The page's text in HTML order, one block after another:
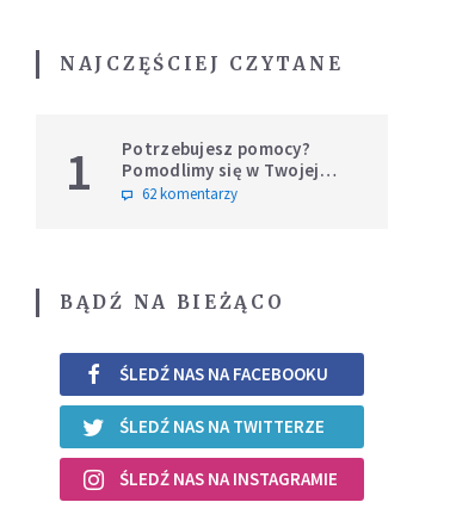
NAJCZĘŚCIEJ CZYTANE
1
Potrzebujesz pomocy?
Pomodlimy się w Twojej
intencji
62 komentarzy
BĄDŹ NA BIEŻĄCO
ŚLEDŹ NAS NA FACEBOOKU
ŚLEDŹ NAS NA TWITTERZE
ŚLEDŹ NAS NA INSTAGRAMIE